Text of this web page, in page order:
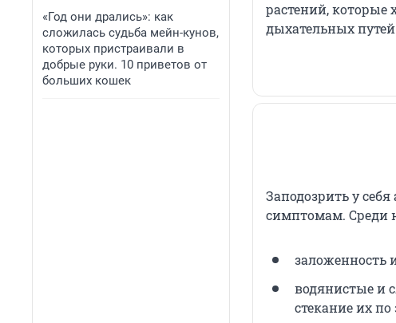
«Год они дрались»: как
сложилась судьба мейн-кунов,
которых пристраивали в
добрые руки. 10 приветов от
больших кошек
растений, которые
дыхательных путей
Заподозрить у
симптомам. Среди
заложенность
водянистые и
стекание их по